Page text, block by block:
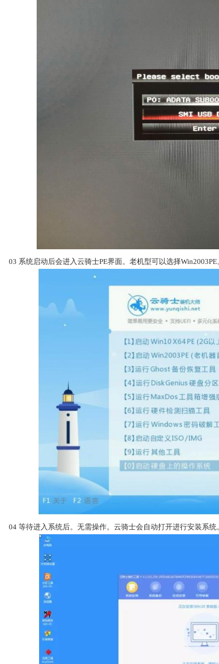
03 系统启动后会进入云骑士PE界面。老机型可以选择
04 等待进入系统后。无需操作。云骑士会自动打开进行安装系